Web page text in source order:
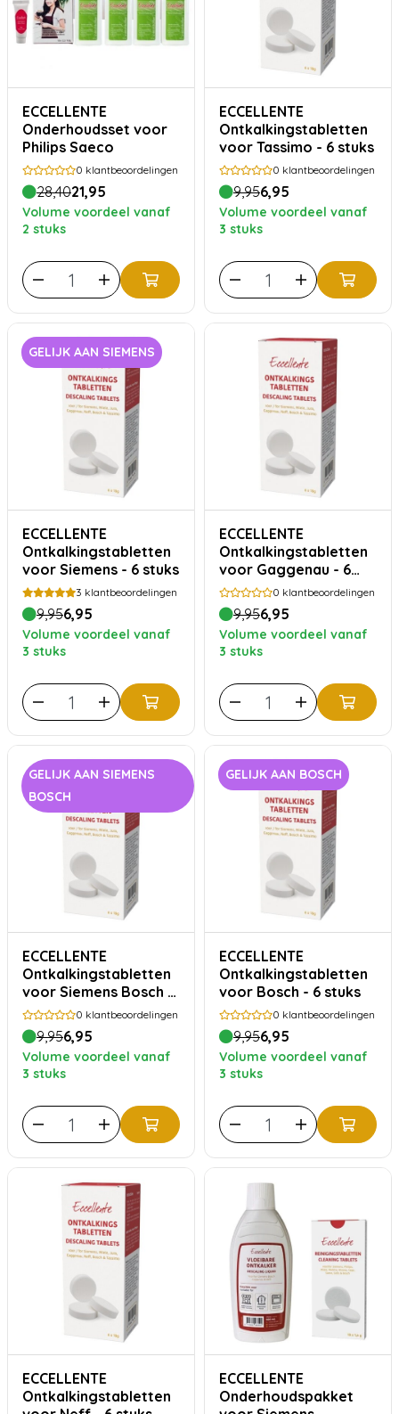
ECCELLENTE
Onderhoudsset voor
Philips Saeco
0 klantbeoordelingen
28,4021,95
Volume voordeel vanaf
2 stuks
ECCELLENTE
Ontkalkingstabletten
voor Tassimo - 6 stuks
0 klantbeoordelingen
9,956,95
Volume voordeel vanaf
3 stuks
GELIJK AAN SIEMENS
ECCELLENTE
Ontkalkingstabletten
voor Siemens - 6 stuks
3 klantbeoordelingen
9,956,95
Volume voordeel vanaf
3 stuks
ECCELLENTE
Ontkalkingstabletten
voor Gaggenau - 6
stuks
0 klantbeoordelingen
9,956,95
Volume voordeel vanaf
3 stuks
GELIJK AAN SIEMENS
BOSCH
ECCELLENTE
Ontkalkingstabletten
voor Siemens Bosch -
6 stuks 0 klantbeoordelingen
9,956,95
Volume voordeel vanaf
3 stuks
GELIJK AAN BOSCH
ECCELLENTE
Ontkalkingstabletten
voor Bosch - 6 stuks
0 klantbeoordelingen
9,956,95
Volume voordeel vanaf
3 stuks
ECCELLENTE
Ontkalkingstabletten
ECCELLENTE
Onderhoudspakket